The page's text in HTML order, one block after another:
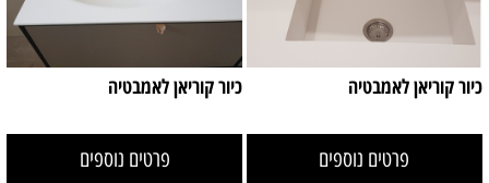
כיור קוריאן לאמבטיה
פרטים נוספים
כיור קוריאן לאמבטיה
פרטים נוספים